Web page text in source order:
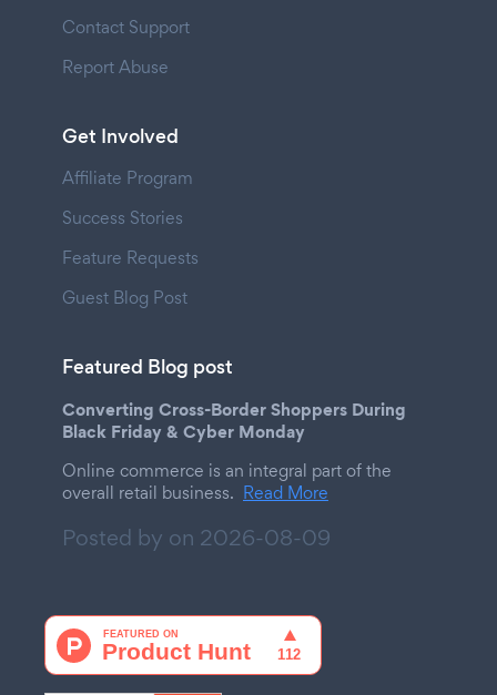
Contact Support
Report Abuse
Get Involved
Affiliate Program
Success Stories
Feature Requests
Guest Blog Post
Featured Blog post
Converting Cross-Border Shoppers During
Black Friday & Cyber Monday
Online commerce is an integral part of the
overall retail business. Read More
Posted by on 2026-08-09